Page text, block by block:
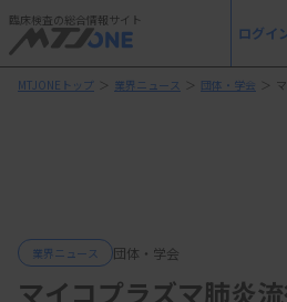
臨床検査の総合情報サイト
ログイ
MTJONEトップ ＞ 業界ニュース ＞ 団体・学会 ＞
業界ニュース 団体・学会
マイコプラズマ肺炎